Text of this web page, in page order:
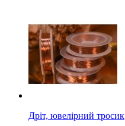
Дріт, ювелірний тросик